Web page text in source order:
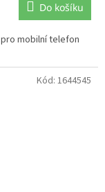
Do košíku
mobilní telefon
Kód: 1644545